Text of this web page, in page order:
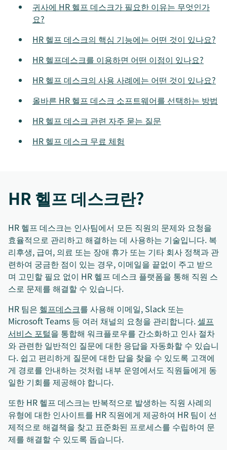
귀사에 HR 헬프 데스크가 필요한 이유는 무엇인가
요?
HR 헬프 데스크의 핵심 기능에는 어떤 것이 있나요?
HR 헬프데스크를 이용하면 어떤 이점이 있나요?
HR 헬프 데스크의 사용 사례에는 어떤 것이 있나요?
올바른 HR 헬프 데스크 소프트웨어를 선택하는 방법
HR 헬프 데스크 관련 자주 묻는 질문
HR 헬프 데스크 무료 체험
HR 헬프 데스크란?
HR 헬프 데스크는 인사팀에서 모든 직원의 문제와 요청을
효율적으로 관리하고 해결하는 데 사용하는 기술입니다. 복
리후생, 급여, 의료 또는 장애 휴가 또는 기타 회사 정책과 관
련하여 궁금한 점이 있는 경우, 이메일을 끝없이 주고 받으
며 고민할 필요 없이 HR 헬프 데스크 플랫폼을 통해 직원 스
스로 문제를 해결할 수 있습니다.
HR 팀은 헬프데스크를 사용해 이메일, Slack 또는
Microsoft Teams 등 여러 채널의 요청을 관리합니다.셀프
서비스 포털을 통합해 워크플로우를 간소화하고 인사 절차
와 관련한 일반적인 질문에 대한 응답을 자동화할 수 있습니
다. 쉽고 편리하게 질문에 대한 답을 찾을 수 있도록 고객에
게 경로를 안내하는 것처럼 내부 운영에서도 직원들에게 동
일한 기회를 제공해야 합니다.
또한 HR 헬프 데스크는 반복적으로 발생하는 직원 사례의
유형에 대한 인사이트를 HR 직원에게 제공하여 HR 팀이 선
제적으로 해결책을 찾고 표준화된 프로세스를 수립하여 문
제를 해결할 수 있도록 돕습니다.